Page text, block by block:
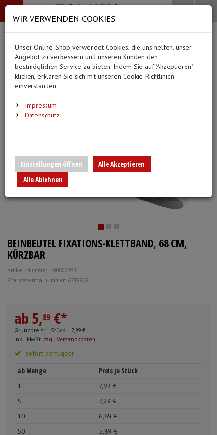
-->
Bekleidung
Alle Kategorien
BEKLEIDUNG
Überschuhe
Hauben
Ärmelschoner
Medizinische Hilfsmittel
Alle Kategorien
MEDIZINISCHE HILFSMITTEL (44
Ergebnisse)
Alle anzeigen
Infusion/Transfusion
Urinbeutel/Beinbeutel
Sauerstoffartikel
Spritzen, Kanülen & Zubehör
Pflege & Alltag
Alle Kategorien
PFLEGE & ALLTAG
Medikation
Urinflaschen &
Unterlagen und
Alle Kategorien
DIAGNOSTIK &
EKG-Elektroden &
Fieberthermometer
Merkzettel
Ihr Warenkorb ist momentan leer.
Ergebnisse () Fertig
Menü Search
BEINBEUTEL FIXATIONS-KLETTBAND, 68 CM,
KÜRZBAR
Artikel-Nummer: 10000093;0
Pharmazentralnummer: 6718968
ab 5,89 €*
Grundpreis: 1 Stück = 7,99 €
inkl. MwSt. zzgl. Versandkosten
sofort verfügbar
ab Menge Preis je Stück
1 7,99 €
5
7,29 €
10
6,69 €
50
5,89 €
WIR VERWENDEN COOKIES
Unser Online-Shop verwendet Cookies, die uns helfen, unser
Angebot zu verbessern und unseren Kunden den
bestmöglichen Service zu bieten. Indem Sie auf "Akzeptieren"
klicken, erklären Sie sich mit unseren Cookie-Richtlinien
einverstanden.
Impressum
Datenschutz
Einstellungen öffnen
Alle Akzeptieren
Alle Ablehnen